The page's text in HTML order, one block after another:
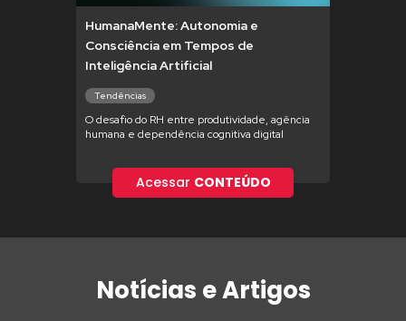
HumanaMente: Autonomia e
Consciência em Tempos de
Inteligência Artificial
Tendências
O desafio do RH entre produtividade, agência
humana e dependência cognitiva digital
Acessar CONTEÚDO
Notícias e Artigos